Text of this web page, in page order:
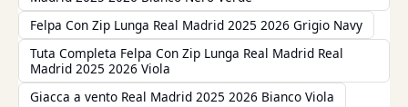
Felpa Con Zip Lunga Real Madrid 2025 2026 Grigio Navy
Tuta Completa Felpa Con Zip Lunga Real Madrid Real
Madrid 2025 2026 Viola
Giacca a vento Real Madrid 2025 2026 Bianco Viola